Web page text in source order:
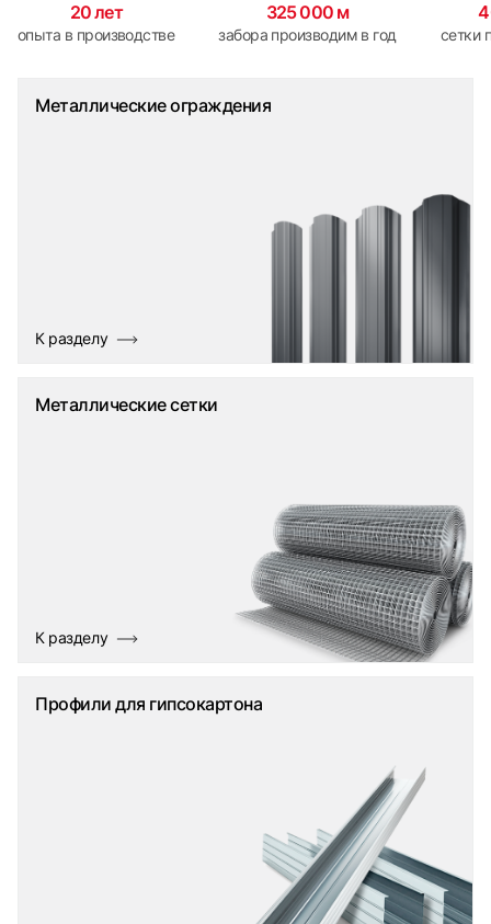
20 лет
опыта в производстве
325 000 м
забора производим в год сетки
Металлические ограждения
К разделу
Металлические сетки
К разделу
Профили для гипсокартона